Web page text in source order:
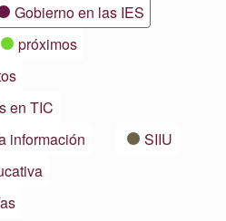
Gobierno en las IES
próximos
en TIC
información
SIIU